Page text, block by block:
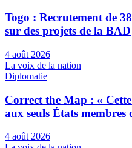
Togo : Recrutement de
sur des projets de la BAD
4 août 2026
La voix de la nation
Diplomatie
Correct the Map : «
aux seuls États membres
4 août 2026